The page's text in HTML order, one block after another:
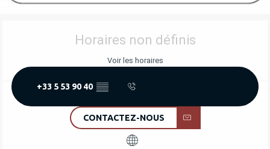
OUVERTURE ET COORDONNÉES
Horaires non définis
Voir les horaires
+33 5 53 90 40 ▒▒
CONTACTEZ-NOUS